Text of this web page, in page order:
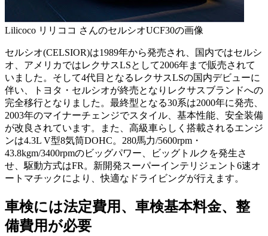
Lilicoco リリココ さんのセルシオUCF30の画像
セルシオ(CELSIOR)は1989年から発売され、国内ではセルシ
オ、アメリカではレクサスLSとして2006年まで販売されて
いました。そして4代目となるレクサスLSの国内デビューに
伴い、トヨタ・セルシオが終売となりレクサスブランドへの
完全移行となりました。最終型となる30系は2000年に発売、
2003年のマイナーチェンジでスタイル、基本性能、安全装備
が改良されています。また、高級車らしく搭載されるエンジ
ンは4.3L V型8気筒DOHC。280馬力/5600rpm・
43.8kgm/3400rpmのビッグパワー、ビッグトルクを発生さ
せ、駆動方式はFR。新開発スーパーインテリジェント6速オ
ートマチックにより、快適なドライビングが行えます。
車検には法定費用、車検基本料金、整
備費用が必要